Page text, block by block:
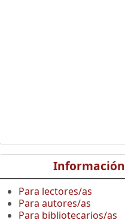
Información
Para lectores/as
Para autores/as
Para bibliotecarios/as